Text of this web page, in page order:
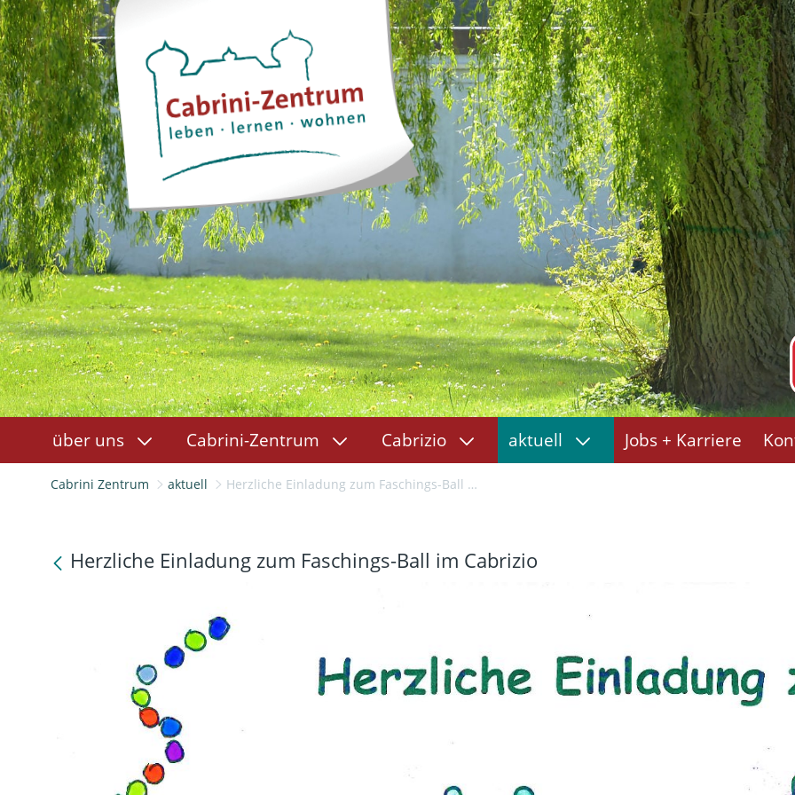
über uns Cabrini-Zentrum Cabrizio aktuell Jobs + Karriere
Cabrini Zentrum aktuell Herzliche Einladung zum Faschings-Ball im Cabrizio
Herzliche Einladung zum Faschings-Ball im Cabrizio